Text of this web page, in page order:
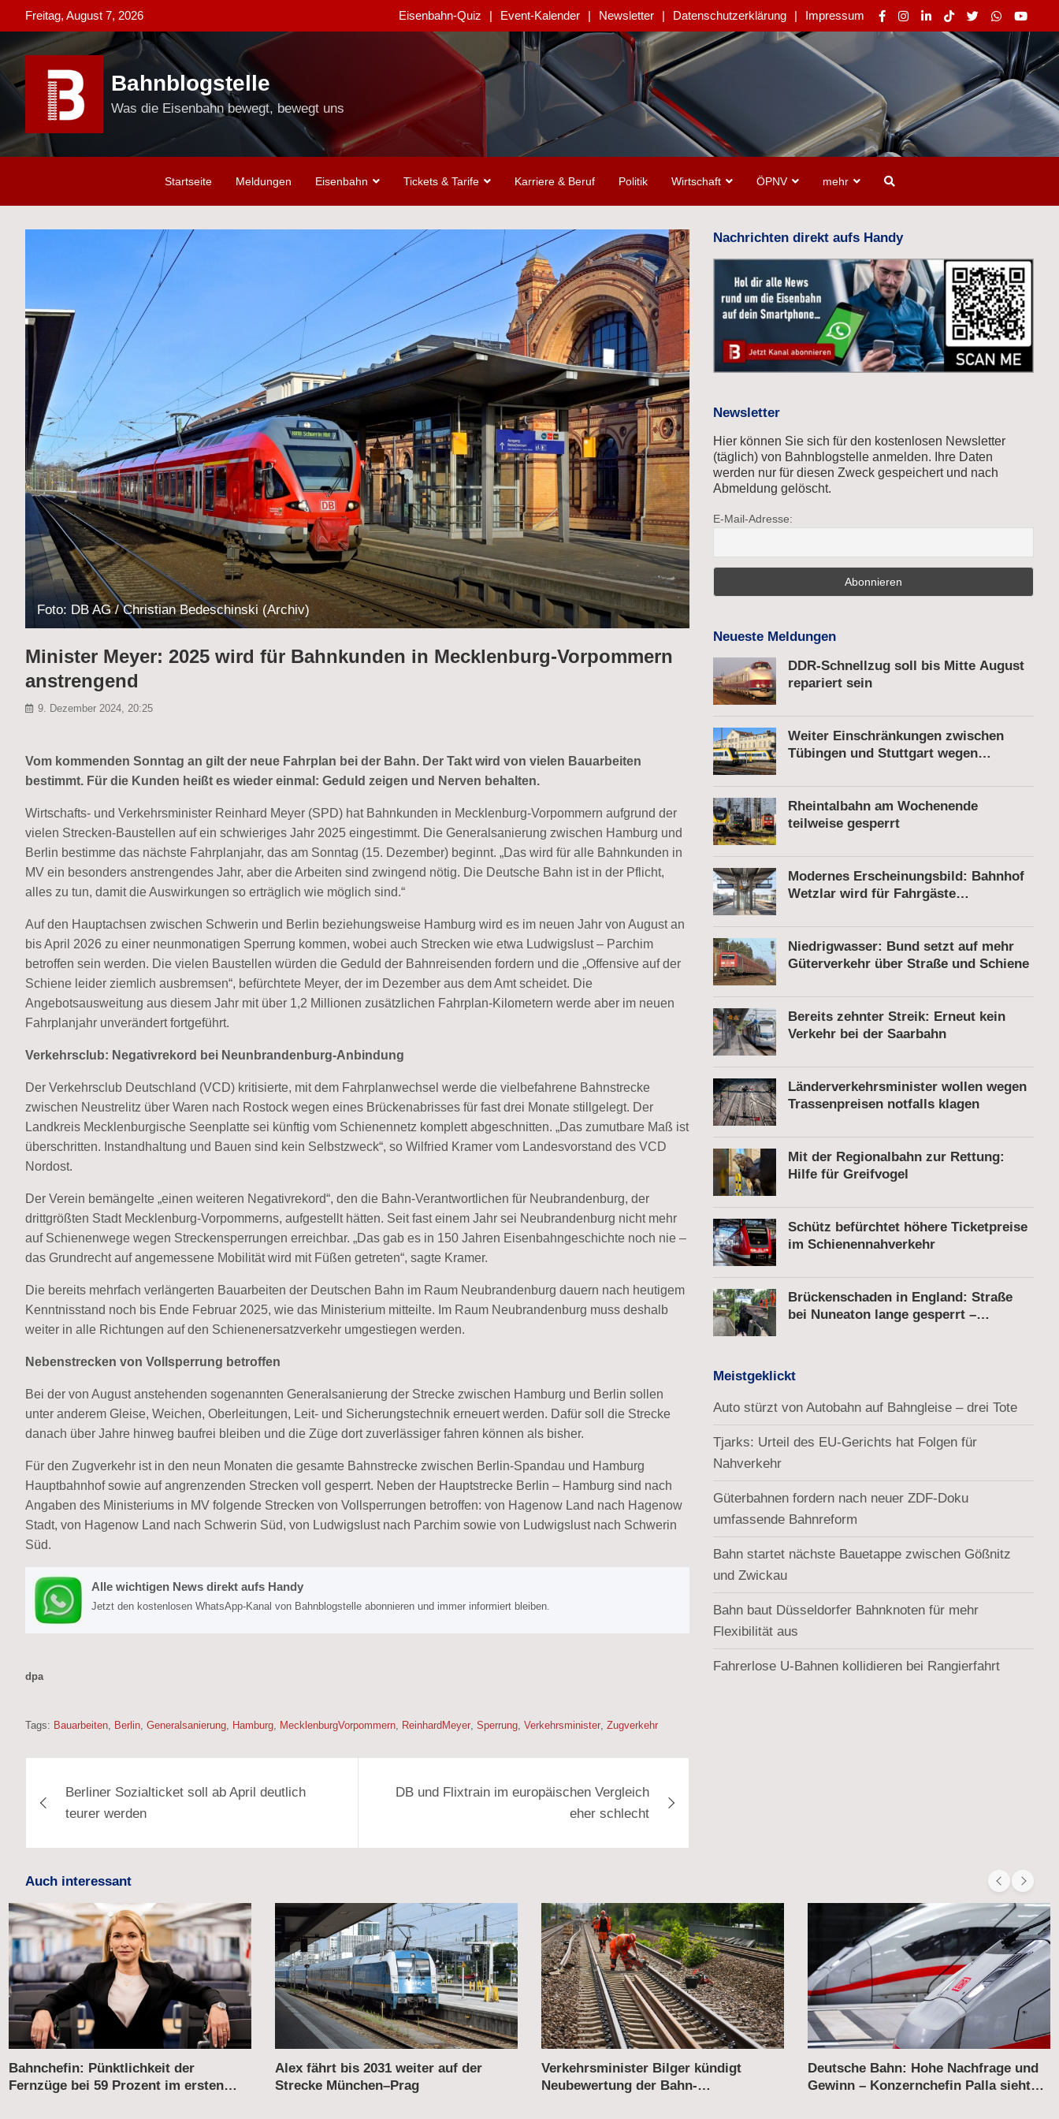
to
content
Freitag, August 7, 2026 Eisenbahn-Quiz Event-Kalender Newsletter Datenschutzerklärung Impressum
Bahnblogstelle
Was die Eisenbahn bewegt, bewegt uns
Startseite Meldungen Eisenbahn Tickets & Tarife Karriere & Beruf Politik Wirtschaft ÖPNV mehr
Foto: DB AG / Christian Bedeschinski (Archiv)
Minister Meyer: 2025 wird für Bahnkunden in Mecklenburg-Vorpommern
anstrengend
9. Dezember 2024, 20:25
Vom kommenden Sonntag an gilt der neue Fahrplan bei der Bahn. Der Takt wird von vielen Bauarbeiten
bestimmt. Für die Kunden heißt es wieder einmal: Geduld zeigen und Nerven behalten.
Wirtschafts- und Verkehrsminister Reinhard Meyer (SPD) hat Bahnkunden in Mecklenburg-Vorpommern aufgrund der
vielen Strecken-Baustellen auf ein schwieriges Jahr 2025 eingestimmt. Die Generalsanierung zwischen Hamburg und
Berlin bestimme das nächste Fahrplanjahr, das am Sonntag (15. Dezember) beginnt. „Das wird für alle Bahnkunden in
MV ein besonders anstrengendes Jahr, aber die Arbeiten sind zwingend nötig. Die Deutsche Bahn ist in der Pflicht,
alles zu tun, damit die Auswirkungen so erträglich wie möglich sind.“
Auf den Hauptachsen zwischen Schwerin und Berlin beziehungsweise Hamburg wird es im neuen Jahr von August an
bis April 2026 zu einer neunmonatigen Sperrung kommen, wobei auch Strecken wie etwa Ludwigslust – Parchim
betroffen sein werden. Die vielen Baustellen würden die Geduld der Bahnreisenden fordern und die „Offensive auf der
Schiene leider ziemlich ausbremsen“, befürchtete Meyer, der im Dezember aus dem Amt scheidet. Die
Angebotsausweitung aus diesem Jahr mit über 1,2 Millionen zusätzlichen Fahrplan-Kilometern werde aber im neuen
Fahrplanjahr unverändert fortgeführt.
Verkehrsclub: Negativrekord bei Neunbrandenburg-Anbindung
Der Verkehrsclub Deutschland (VCD) kritisierte, mit dem Fahrplanwechsel werde die vielbefahrene Bahnstrecke
zwischen Neustrelitz über Waren nach Rostock wegen eines Brückenabrisses für fast drei Monate stillgelegt. Der
Landkreis Mecklenburgische Seenplatte sei künftig vom Schienennetz komplett abgeschnitten. „Das zumutbare Maß ist
überschritten. Instandhaltung und Bauen sind kein Selbstzweck“, so Wilfried Kramer vom Landesvorstand des VCD
Nordost.
Der Verein bemängelte „einen weiteren Negativrekord“, den die Bahn-Verantwortlichen für Neubrandenburg, der
drittgrößten Stadt Mecklenburg-Vorpommerns, aufgestellt hätten. Seit fast einem Jahr sei Neubrandenburg nicht mehr
auf Schienenwege wegen Streckensperrungen erreichbar. „Das gab es in 150 Jahren Eisenbahngeschichte noch nie –
das Grundrecht auf angemessene Mobilität wird mit Füßen getreten“, sagte Kramer.
Die bereits mehrfach verlängerten Bauarbeiten der Deutschen Bahn im Raum Neubrandenburg dauern nach heutigem
Kenntnisstand noch bis Ende Februar 2025, wie das Ministerium mitteilte. Im Raum Neubrandenburg muss deshalb
weiter in alle Richtungen auf den Schienenersatzverkehr umgestiegen werden.
Nebenstrecken von Vollsperrung betroffen
Bei der von August anstehenden sogenannten Generalsanierung der Strecke zwischen Hamburg und Berlin sollen
unter anderem Gleise, Weichen, Oberleitungen, Leit- und Sicherungstechnik erneuert werden. Dafür soll die Strecke
danach über Jahre hinweg baufrei bleiben und die Züge dort zuverlässiger fahren können als bisher.
Für den Zugverkehr ist in den neun Monaten die gesamte Bahnstrecke zwischen Berlin-Spandau und Hamburg
Hauptbahnhof sowie auf angrenzenden Strecken voll gesperrt. Neben der Hauptstrecke Berlin – Hamburg sind nach
Angaben des Ministeriums in MV folgende Strecken von Vollsperrungen betroffen: von Hagenow Land nach Hagenow
Stadt, von Hagenow Land nach Schwerin Süd, von Ludwigslust nach Parchim sowie von Ludwigslust nach Schwerin
Süd.
Alle wichtigen News direkt aufs Handy
Jetzt den kostenlosen WhatsApp-Kanal von Bahnblogstelle abonnieren und immer informiert bleiben.
dpa
Tags: Bauarbeiten Berlin Generalsanierung Hamburg MecklenburgVorpommern ReinhardMeyer Sperrung Verkehrsminister Zugverkehr
Berliner Sozialticket soll ab April deutlich
teurer werden
DB und Flixtrain im europäischen Vergleich
eher schlecht
Nachrichten direkt aufs Handy
Newsletter
Hier können Sie sich für den kostenlosen Newsletter
(täglich) von Bahnblogstelle anmelden. Ihre Daten
werden nur für diesen Zweck gespeichert und nach
Abmeldung gelöscht.
E-Mail-Adresse:
Neueste Meldungen
DDR-Schnellzug soll bis Mitte August
repariert sein
Weiter Einschränkungen zwischen
Tübingen und Stuttgart wegen
Rheintalbahn am Wochenende
teilweise gesperrt
Modernes Erscheinungsbild: Bahnhof
Wetzlar wird für Fahrgäste
Niedrigwasser: Bund setzt auf mehr
Güterverkehr über Straße und Schiene
Bereits zehnter Streik: Erneut kein
Verkehr bei der Saarbahn
Länderverkehrsminister wollen wegen
Trassenpreisen notfalls klagen
Mit der Regionalbahn zur Rettung:
Hilfe für Greifvogel
Schütz befürchtet höhere Ticketpreise
im Schienennahverkehr
Brückenschaden in England: Straße
bei Nuneaton lange gesperrt –
Meistgeklickt
Auto stürzt von Autobahn auf Bahngleise – drei Tote
Tjarks: Urteil des EU-Gerichts hat Folgen für
Nahverkehr
Güterbahnen fordern nach neuer ZDF-Doku
umfassende Bahnreform
Bahn startet nächste Bauetappe zwischen Gößnitz
und Zwickau
Bahn baut Düsseldorfer Bahnknoten für mehr
Flexibilität aus
Fahrerlose U-Bahnen kollidieren bei Rangierfahrt
Auch interessant
Alex fährt bis 2031 weiter auf der
Strecke München–Prag
Verkehrsminister Bilger kündigt
Neubewertung der Bahn-
Deutsche Bahn: Hohe Nachfrage und
Gewinn – Konzernchefin Palla sieht
Wettbewerb auf der Schiene –
Flixtrain kritisiert Italo für